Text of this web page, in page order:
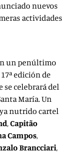
nuevos
actividades
un penúltimo
17ª edición de
se celebrará del
María. Un
nutrido cartel
,Capitão
Campos,
Brancciari,